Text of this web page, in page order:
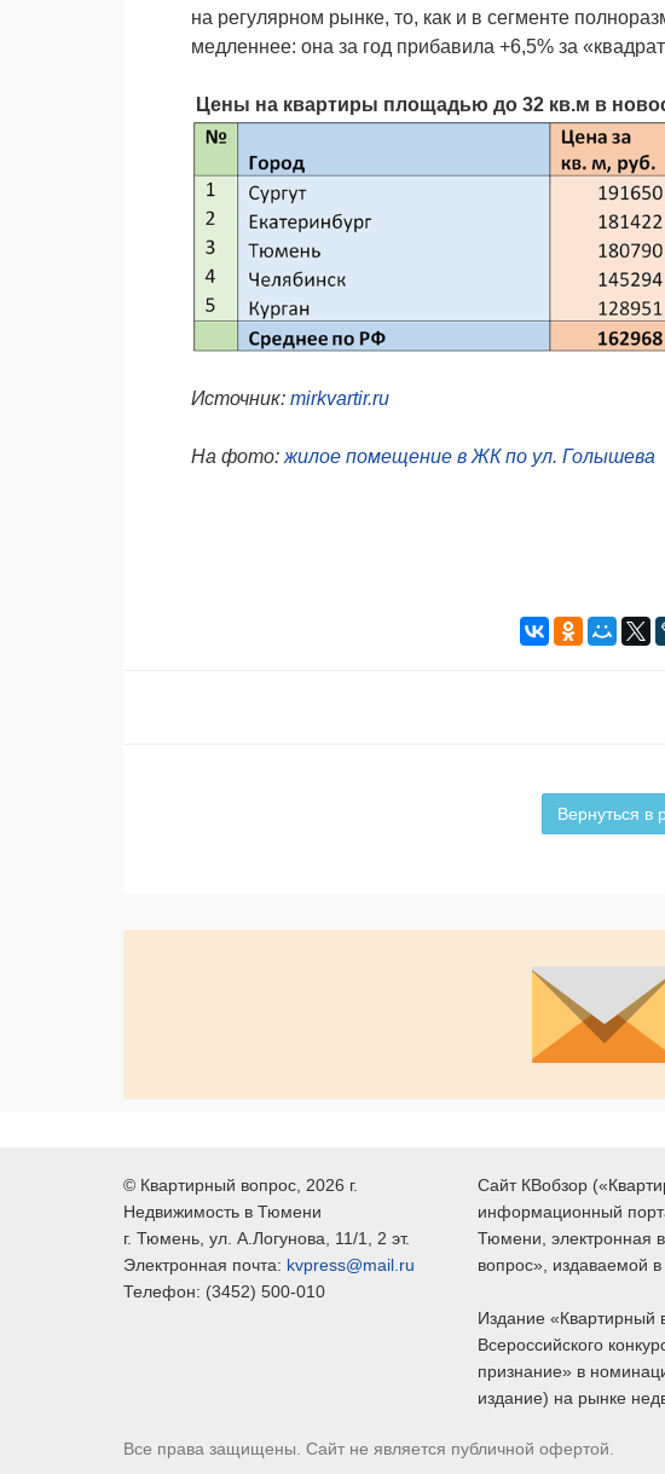
на регулярном рынке, то, как и в сегменте
медленнее: она за год прибавила +6,5% за
Цены на квартиры площадью до 32 кв.м в
Источник: mirkvartir.ru
На фото: жилое помещение в ЖК по ул. Голышева
Вернуться в
© Квартирный вопрос, 2026 г.
Недвижимость в Тюмени
г. Тюмень, ул. А.Логунова, 11/1, 2 эт.
Электронная почта: kvpress@mail.ru
Телефон: (3452) 500-010
Сайт КВобзор
информационный
Тюмени, электронная
вопрос», издаваемой
Издание «Квартирный
Всероссийского
признание» в
издание) на рынке
Все права защищены. Сайт не является публичной офертой.